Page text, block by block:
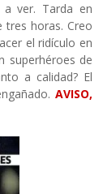
a ver. Tarda en
tres horas. Creo
el ridículo en
superhéroes de
a calidad? El
AVISO,